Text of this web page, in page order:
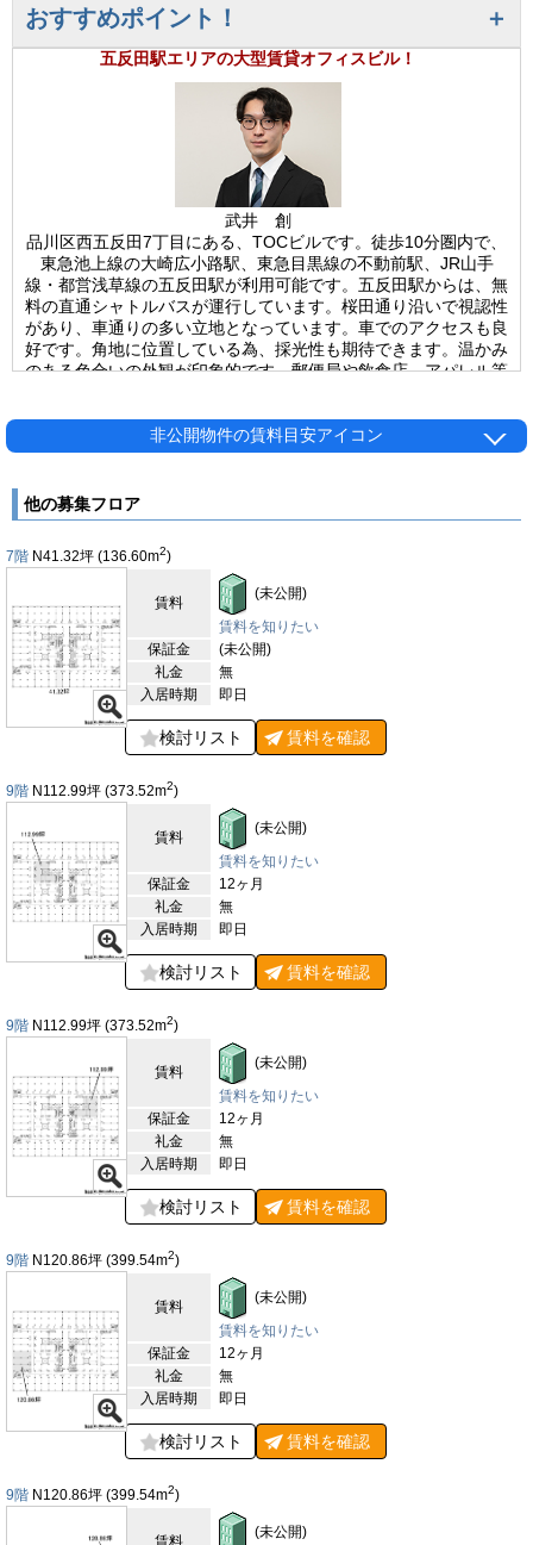
おすすめポイント！
五反田駅エリアの大型賃貸オフィスビル！
武井 創
品川区西五反田7丁目にある、TOCビルです。徒歩10分圏内で、
東急池上線の大崎広小路駅、東急目黒線の不動前駅、JR山手
線・都営浅草線の五反田駅が利用可能です。五反田駅からは、無
料の直通シャトルバスが運行しています。桜田通り沿いで視認性
があり、車通りの多い立地となっています。車でのアクセスも良
好です。角地に位置している為、採光性も期待できます。温かみ
のある色合いの外観が印象的です。郵便局や飲食店、アパレル等
て(地下3階)、基準階は約3,284坪の大型ビルです。ビル内には、
エレベーターが19基設置されています。その他に、駐車場が750
警備と有人警備の併用警備となっています。エントランスは、全
日8：00～23：00の間、開放されています。24時間使用可能で
外で男女別になっています。個室と洗面台が複数ございます。ウ
ォシュレットも完備されています。天高は、区画により2,550～
3,000ｍｍとなっています。
【周辺ガイド】
TOCビルは、徒歩10分圏内で東急池上線の大崎広小路駅、東急
目黒線の不動前駅、JR山手線・都営浅草線の五反田駅が利用可
能な立地です。五反田駅からは、無料の直通シャトルバスが運行
しているので、アクセスも良好となっています。ビル内には、郵
便局や飲食店、アパレル等の多数の店舗が入居中です。大型複合
通り沿いの為、車通りの多い賑やかな立地となっています。首都
高速目黒入口も約500メートルの場所にあります。車でのアクセ
スも良好となっています。徒歩15分圏内の場所に、戸越銀座商
店街もございます。
・大崎郵便局 約400メートル(徒歩約5分)
・首都高速五反田入口 約500メートル(徒歩約6分)
・戸越銀座商店街 約950メートル(徒歩約13分)
・三菱東京UFJ銀行 五反田駅前支店約650メートル(徒歩約9分)
・みずほ銀行五反田支店 約600メートル(徒歩約8分)
駅からの距離
設備
耐震性
エントランス
非公開物件の賃料目安アイコン
他の募集フロア
7階 N41.32坪 (136.60m2)
賃料
(未公開)
賃料を知りたい
保証金
(未公開)
礼金
無
入居時期
即日
検討リスト 賃料を確認
9階 N112.99坪 (373.52m2)
賃料
(未公開)
賃料を知りたい
保証金
12ヶ月
礼金
無
入居時期
即日
検討リスト 賃料を確認
9階 N112.99坪 (373.52m2)
賃料
(未公開)
賃料を知りたい
保証金
12ヶ月
礼金
無
入居時期
即日
検討リスト 賃料を確認
9階 N120.86坪 (399.54m2)
賃料
(未公開)
賃料を知りたい
保証金
12ヶ月
礼金
無
入居時期
即日
検討リスト 賃料を確認
9階 N120.86坪 (399.54m2)
賃料
(未公開)